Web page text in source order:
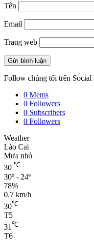
Tên
Email
Trang web
Follow chúng tôi trên Social
0 Mems
0 Followers
0 Subscribers
0 Followers
Weather
Lào Cai
Mưa nhỏ
30 ℃
30º - 24º
78%
0.7 km/h
30℃
T5
31℃
T6